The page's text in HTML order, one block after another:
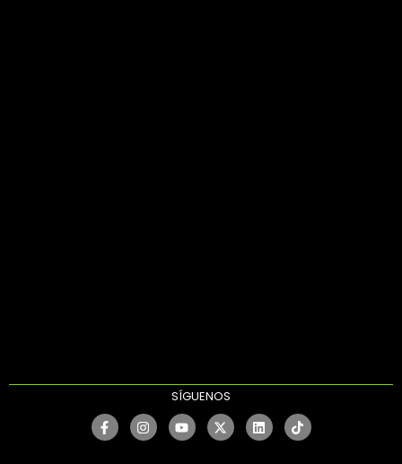
SÍGUENOS